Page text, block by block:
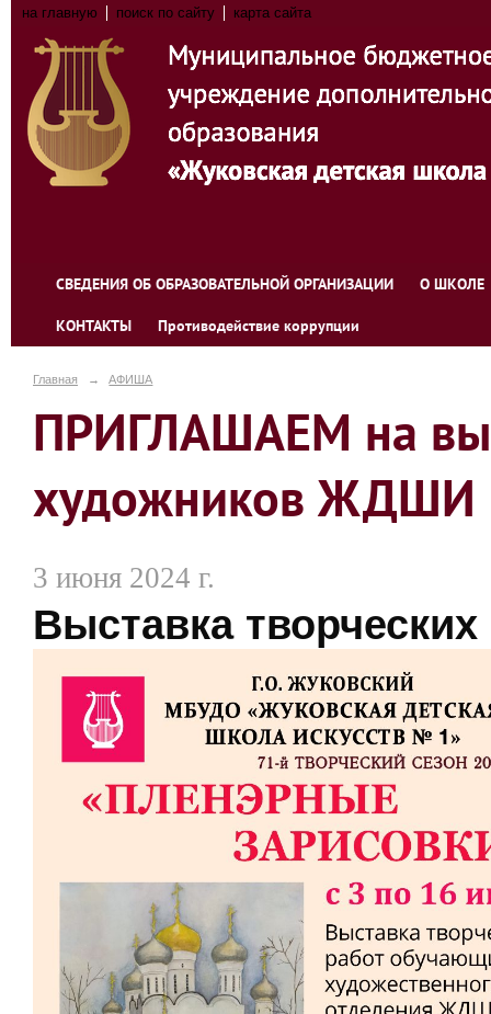
на главную поиск по сайту карта сайта
СВЕДЕНИЯ ОБ ОБРАЗОВАТЕЛЬНОЙ ОРГАНИЗАЦИИ О ШКОЛЕ
КОНТАКТЫ Противодействие коррупции
Главная → АФИША
ПРИГЛАШАЕМ на
художников ЖДШИ
3 июня 2024 г.
Выставка творческих